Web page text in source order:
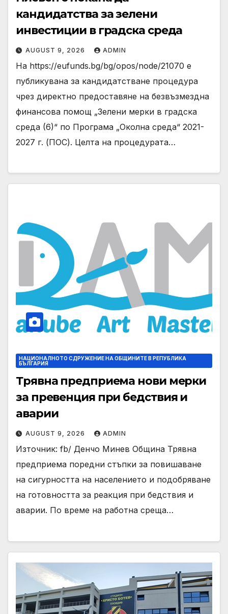
кандидатства за зелени
инвестиции в градска среда
AUGUST 9, 2026 ADMIN
На https://eufunds.bg/bg/opos/node/21070 е
публикувана за кандидатстване процедура
чрез директно предоставяне на безвъзмездна
финансова помощ „Зелени мерки в градска
среда (6)“ по Програма „Околна среда“ 2021-
2027 г. (ПОС). Целта на процедурата…
НАЦИОНАЛНОТО СДРУЖЕНИЕ НА ОБЩИНИТЕ В РЕПУБЛИКА
БЪЛГАРИЯ
Трявна предприема нови мерки
за превенция при бедствия и
аварии
AUGUST 9, 2026 ADMIN
Източник: fb/ Денчо Минев Община Трявна
предприема поредни стъпки за повишаване
на сигурността на населението и подобряване
на готовността за реакция при бедствия и
аварии. По време на работна среща…